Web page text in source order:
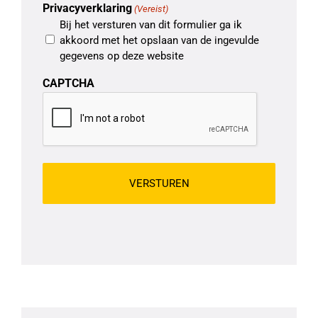
Privacyverklaring (Vereist)
Bij het versturen van dit formulier ga ik
akkoord met het opslaan van de ingevulde
gegevens op deze website
CAPTCHA